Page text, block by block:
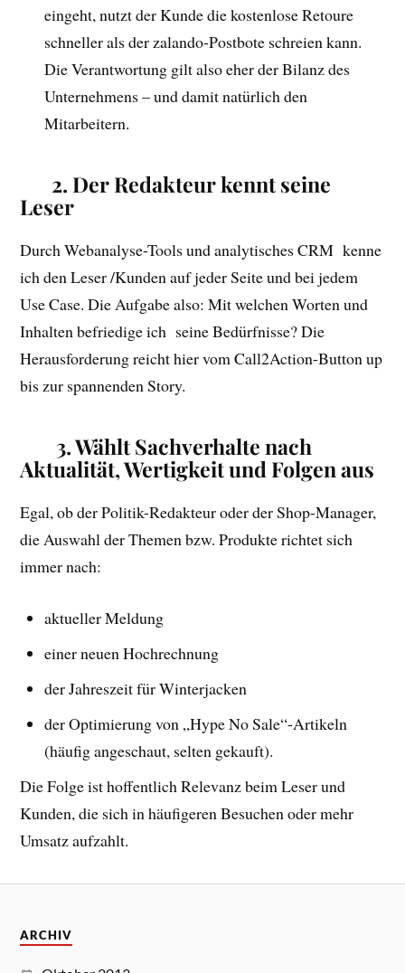
eingeht, nutzt der Kunde die kostenlose Retoure
schneller als der zalando-Postbote schreien kann.
Die Verantwortung gilt also eher der Bilanz des
Unternehmens – und damit natürlich den
Mitarbeitern.
2. Der Redakteur kennt seine
Leser
Durch Webanalyse-Tools und analytisches CRM kenne
ich den Leser /Kunden auf jeder Seite und bei jedem
Use Case. Die Aufgabe also: Mit welchen Worten und
Inhalten befriedige ich seine Bedürfnisse? Die
Herausforderung reicht hier vom Call2Action-Button up
bis zur spannenden Story.
3.Wählt Sachverhalte nach
Aktualität, Wertigkeit und Folgen aus
Egal, ob der Politik-Redakteur oder der Shop-Manager,
die Auswahl der Themen bzw. Produkte richtet sich
immer nach:
aktueller Meldung
einer neuen Hochrechnung
der Jahreszeit für Winterjacken
der Optimierung von „Hype No Sale“-Artikeln
(häufig angeschaut, selten gekauft).
Die Folge ist hoffentlich Relevanz beim Leser und
Kunden, die sich in häufigeren Besuchen oder mehr
Umsatz aufzahlt.
ARCHIV